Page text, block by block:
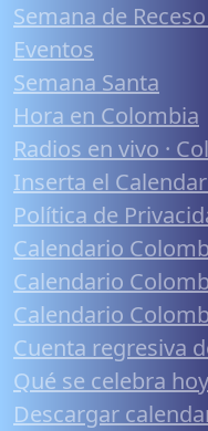
Semana de
Eventos
Semana Santa
Hora en Colombia
Radios en vivo ·
Inserta el
Política de
Calendario
Calendario
Calendario
Cuenta regresiva
Qué se celebra
Descargar